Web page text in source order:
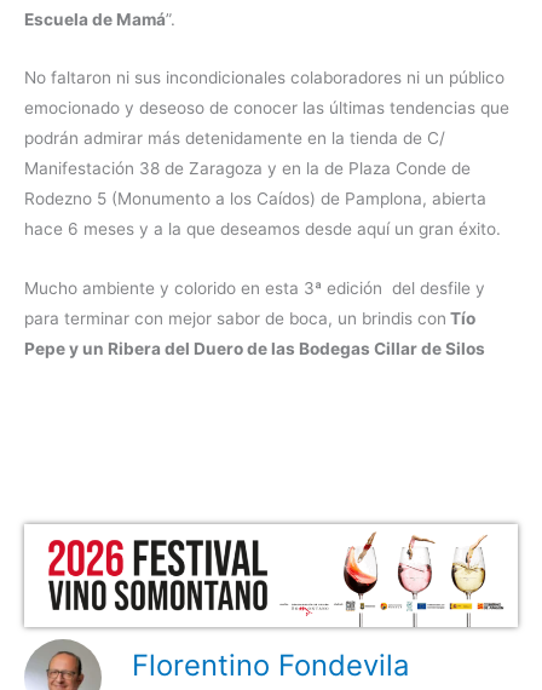
Escuela de Mamá”.
No faltaron ni sus incondicionales colaboradores ni un público
emocionado y deseoso de conocer las últimas tendencias que
podrán admirar más detenidamente en la tienda de C/
Manifestación 38 de Zaragoza y en la de Plaza Conde de
Rodezno 5 (Monumento a los Caídos) de Pamplona, abierta
hace 6 meses y a la que deseamos desde aquí un gran éxito.
Mucho ambiente y colorido en esta 3ª edición del desfile y
para terminar con mejor sabor de boca, un brindis con Tío
Pepe y un Ribera del Duero de las Bodegas Cillar de Silos
Florentino Fondevila